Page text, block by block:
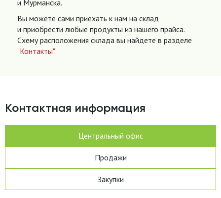
и Мурманска.
Вы можете сами приехать к нам на склад
и приобрести любые продукты из нашего прайса.
Схему расположения склада вы найдете в разделе
"Контакты".
Контактная информация
Центральный офис
Продажи
Закупки